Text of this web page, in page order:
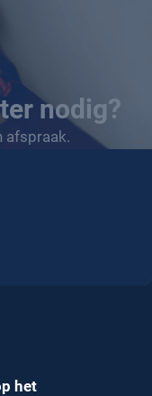
nodig?
afspraak.
het